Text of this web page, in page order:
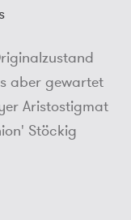
aber gewartet
Aristostigmat
Stöckig